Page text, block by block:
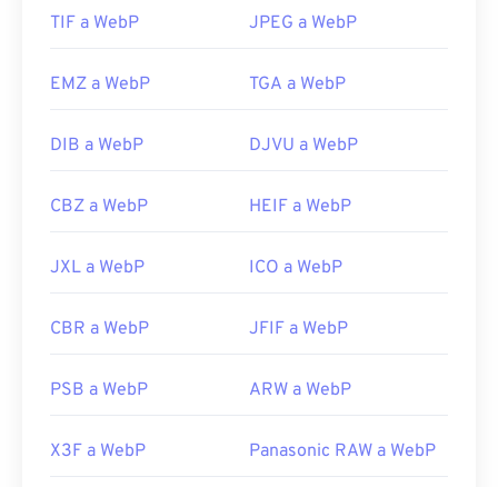
Utilice nuestro
Selector de colorpara elegir
TIF a WebP JPEG a WebP
EMZ a WebP TGA a WebP
DIB a WebP DJVU a WebP
CBZ a WebP HEIF a WebP
JXL a WebP ICO a WebP
CBR a WebP JFIF a WebP
PSB a WebP ARW a WebP
X3F a WebP Panasonic RAW a WebP